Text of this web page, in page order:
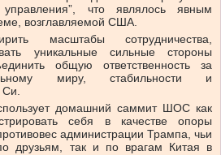
управления”, что являлось явным
возглавляемой США.
масштабы сотрудничества,
уникальные сильные стороны
общую ответственность за
миру, стабильности и
Си.
домашний саммит ШОС как
себя в качестве опоры
администрации Трампа, чьи
друзьям, так и по врагам Китая в